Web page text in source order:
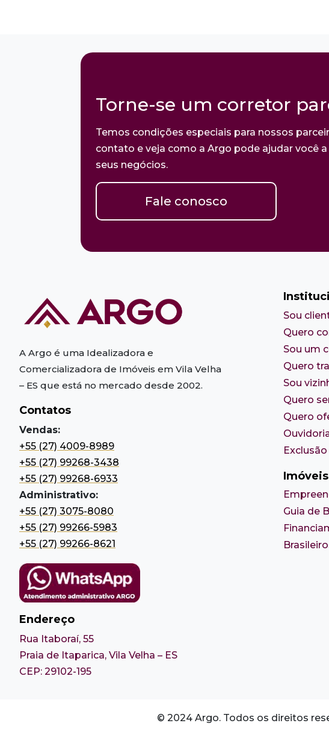
Torne-se um corretor
Temos condições especiais para nossos
contato e veja como a Argo pode ajudar você a
seus negócios.
Fale conosco
A Argo é uma Idealizadora e
Comercializadora de Imóveis em Vila Velha
– ES que está no mercado desde 2002.
Contatos
Vendas:
+55 (27) 4009-8989
+55 (27) 99268-3438
+55 (27) 99268-6933
Administrativo:
+55 (27) 3075-8080
+55 (27) 99266-5983
+55 (27) 99266-8621
Endereço
Rua Itaboraí, 55
Praia de Itaparica, Vila Velha – ES
CEP: 29102-195
Sou
Quero
Sou um
Quero
Sou
Quero
Quero
Imóveis
Guia de
© 2024 Argo. Todos os direitos